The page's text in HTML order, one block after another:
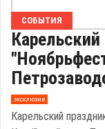
СОБЫТИЯ
эксклюзив
Карельский